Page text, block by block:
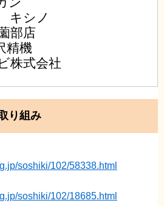
キシノ
部店
精機
株式会社
り組み
soshiki/102/58338.html
soshiki/102/18685.html